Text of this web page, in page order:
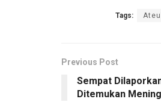
Tags:
Previous Post
Sempat
Ditemukan